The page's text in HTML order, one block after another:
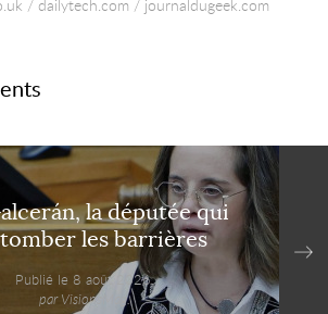
/ dailytech.com / journaldugeek.com
la députée qui
les barrières
Publié le 8 août 2026,
par VisionsMag.